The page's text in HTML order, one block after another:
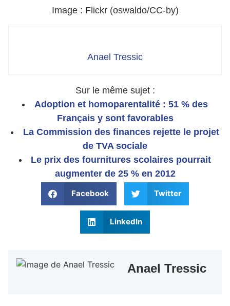
Image : Flickr (oswaldo/CC-by)
Anael Tressic
Sur le même sujet :
Adoption et homoparentalité : 51 % des
Français y sont favorables
La Commission des finances rejette le projet
de TVA sociale
Le prix des fournitures scolaires pourrait
augmenter de 25 % en 2012
Facebook Twitter
LinkedIn
Anael Tressic